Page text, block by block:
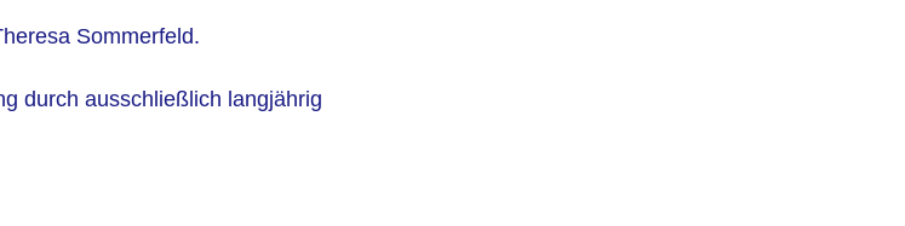
Sommerfeld.
durch ausschließlich langjährig